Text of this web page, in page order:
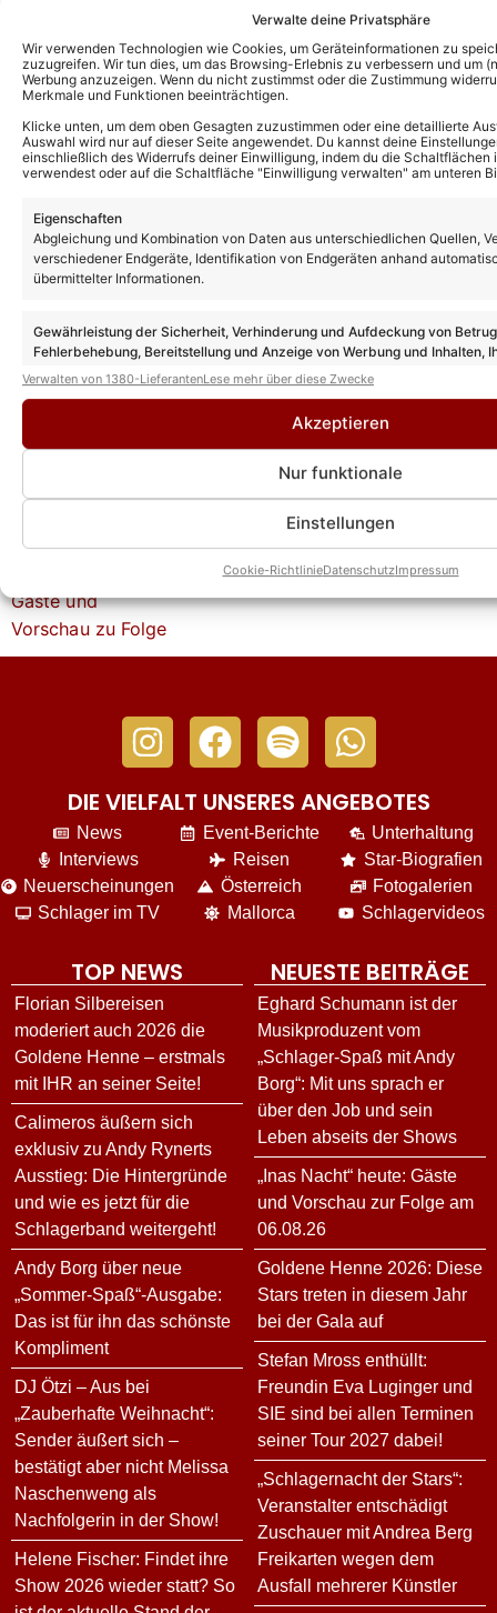
Verwalte deine Privatsphäre
Wir verwenden Technologien wie Cookies, um Geräteinformationen zu
zuzugreifen. Wir tun dies, um das Browsing-Erlebnis zu verbessern und um
Werbung anzuzeigen. Wenn du nicht zustimmst oder die Zustimmung
Merkmale und Funktionen beeinträchtigen.
Klicke unten, um dem oben Gesagten zuzustimmen oder eine detaillierte
Auswahl wird nur auf dieser Seite angewendet. Du kannst deine
einschließlich des Widerrufs deiner Einwilligung, indem du die
verwendest oder auf die Schaltfläche "Einwilligung verwalten" am unteren
Eigenschaften
Abgleichung und Kombination von Daten aus unterschiedlichen Quellen,
verschiedener Endgeräte, Identifikation von Endgeräten anhand
übermittelter Informationen.
Gewährleistung der Sicherheit, Verhinderung und Aufdeckung von
Fehlerbehebung, Bereitstellung und Anzeige von Werbung und Inhalten,
Entscheidungen zum Datenschutz speichern und übermitteln.
Verwalten von 1380-LieferantenLese mehr über diese Zwecke
Akzeptieren
Nur funktionale
Einstellungen
Cookie-RichtlinieDatenschutzImpressum
„Hitster“ heute: Gäste und Vorschau zu
Folge 6 am 17.05.26
„Hitster“ heute: Gäste und Vorschau zu
Folge 5 am 10.05.26
„Hitster“ heute: Gäste und Vorschau zu
Folge 4 am 03.05.26
„Hitster“ heute: Gäste und Vorschau zu
Folge 3 am 26.04.26
DIE VIELFALT UNSERES ANGEBOTES
News
Interviews
Neuerscheinungen
Schlager im TV
Event-Berichte
Reisen
Österreich
Mallorca
Unterhaltung
Star-Biografien
Fotogalerien
Schlagervideos
TOP NEWS
Florian Silbereisen
moderiert auch 2026 die
Goldene Henne – erstmals
mit IHR an seiner Seite!
Calimeros äußern sich
exklusiv zu Andy Rynerts
Ausstieg: Die Hintergründe
und wie es jetzt für die
Schlagerband weitergeht!
Andy Borg über neue
„Sommer-Spaß“-Ausgabe:
Das ist für ihn das schönste
Kompliment
DJ Ötzi – Aus bei
„Zauberhafte Weihnacht“:
Sender äußert sich –
bestätigt aber nicht Melissa
Naschenweng als
Nachfolgerin in der Show!
Helene Fischer: Findet ihre
Show 2026 wieder statt? So
NEUESTE BEITRÄGE
Eghard Schumann ist der
Musikproduzent vom
„Schlager-Spaß mit Andy
Borg“: Mit uns sprach er
über den Job und sein
Leben abseits der Shows
„Inas Nacht“ heute: Gäste
und Vorschau zur Folge am
06.08.26
Goldene Henne 2026: Diese
Stars treten in diesem Jahr
bei der Gala auf
Stefan Mross enthüllt:
Freundin Eva Luginger und
SIE sind bei allen Terminen
seiner Tour 2027 dabei!
„Schlagernacht der Stars“:
Veranstalter entschädigt
Zuschauer mit Andrea Berg
Freikarten wegen dem
Ausfall mehrerer Künstler